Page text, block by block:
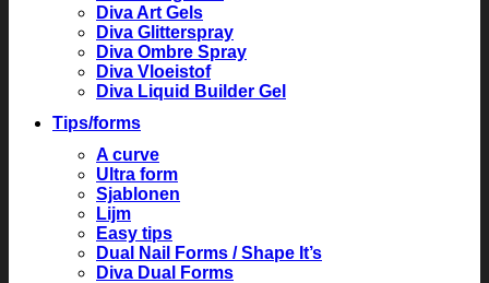
Diva Art Gels
Diva Glitterspray
Diva Ombre Spray
Diva Vloeistof
Diva Liquid Builder Gel
Tips/forms
A curve
Ultra form
Sjablonen
Lijm
Easy tips
Dual Nail Forms / Shape It’s
Diva Dual Forms